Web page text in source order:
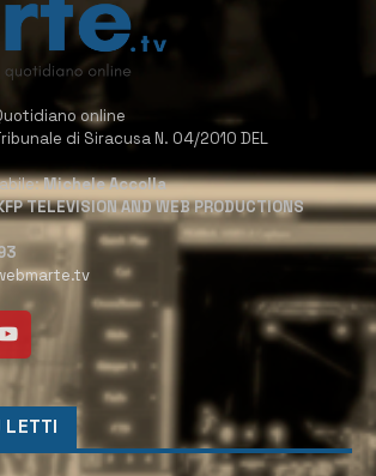
online
di Siracusa N. 04/2010 DEL
Michele Accolla
TELEVISION AND WEB PRODUCTIONS
LETTI